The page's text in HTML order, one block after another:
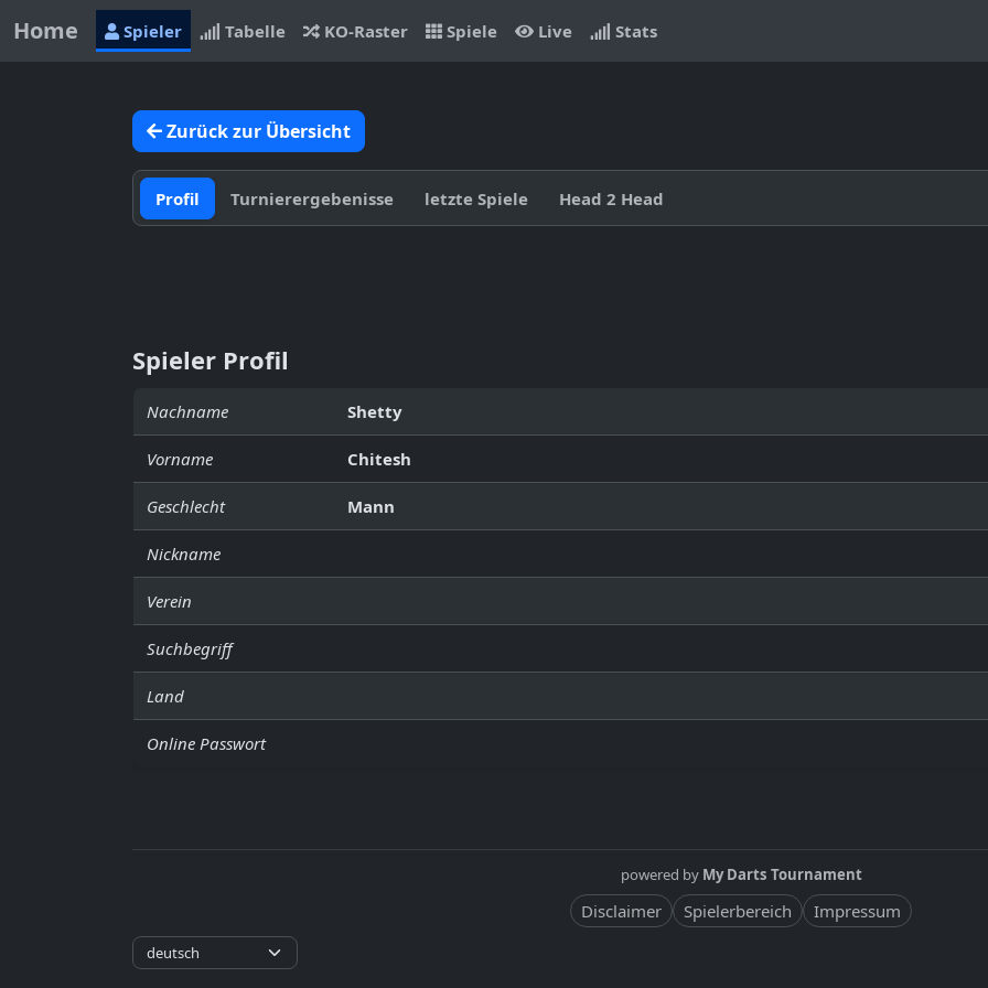
Home Spieler Tabelle KO-Raster Spiele Live Stats
Zurück zur Übersicht
Profil Turnierergebenisse letzte Spiele Head 2 Head
Spieler Profil
Nachname Shetty
Vorname Chitesh
Geschlecht Mann
Nickname
Verein
Suchbegriff
Land
Online Passwort
powered by My Darts Tournament
Disclaimer Spielerbereich Impressum